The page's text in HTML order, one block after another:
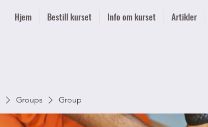
Hjem Bestill kurset Info om kurset Artikler
Groups Group